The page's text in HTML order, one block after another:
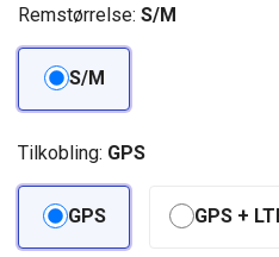
Remstørrelse: S/M
S/M
Tilkobling: GPS
GPS GPS +